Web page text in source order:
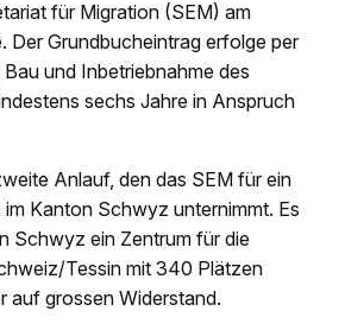
für Migration (SEM) am
Der Grundbucheintrag erfolge per
und Inbetriebnahme des
sechs Jahre in Anspruch
Anlauf, den das SEM für ein
Kanton Schwyz unternimmt. Es
Schwyz ein Zentrum für die
Tessin mit 340 Plätzen
auf grossen Widerstand.